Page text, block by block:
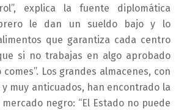
explica la fuente diplomática
le dan un sueldo bajo y lo
que garantiza cada centro
si no trabajas en algo aprobado
Los grandes almacenes, con
muy anticuados, han encontrado la
negro: “El Estado no puede